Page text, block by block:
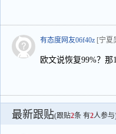
有态度网友06f40z [宁夏
欧文说恢复99%？
最新跟贴(跟贴2条 有2人参与